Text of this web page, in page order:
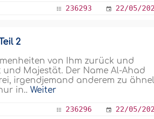
236293 22/05/
2
von Ihm zurück und
Majestät. Der Name Al-Ahad
irgendjemand anderem zu
in..Weiter
236296 22/05/